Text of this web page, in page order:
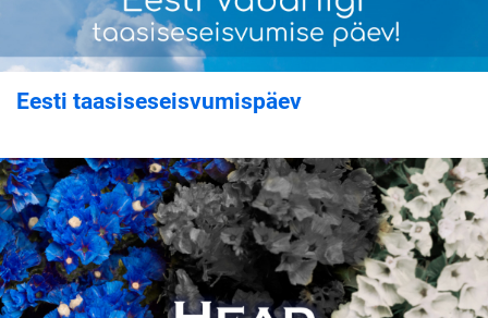
Eesti taasiseseisvumispäev